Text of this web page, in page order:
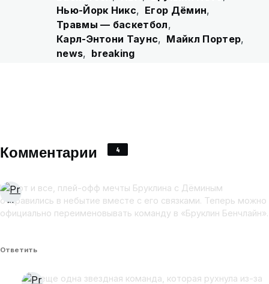
Нью-Йорк Никс
Егор Дёмин
Травмы — баскетбол
Карл-Энтони Таунс
Майкл Портер
news
breaking
Комментарии 4
Ну вот и все, плей-офф мечты Бруклина с Дёминым
отправились в небытие вместе с его связками. Теперь можно
официально переименовывать команду в «Бруклин Бенчлайн».
Ответить
Ага, еще одна звездная команда, которая рухнула из-за